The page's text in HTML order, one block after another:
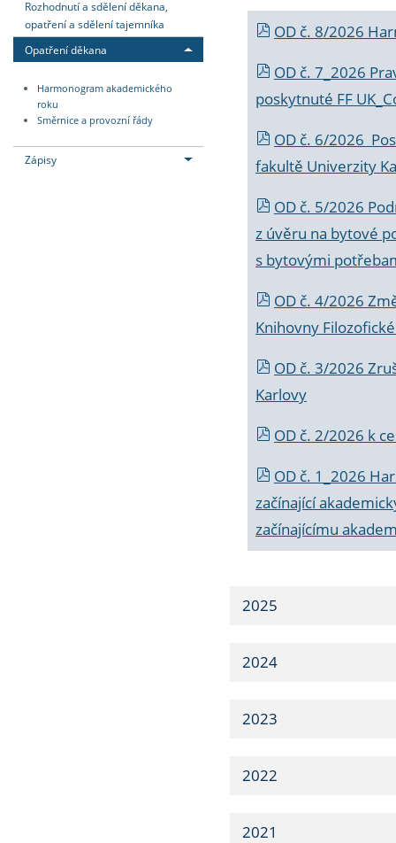
Rozhodnutí a sdělení děkana,
opatření a sdělení tajemníka
Opatření děkana
Harmonogram akademického
roku
Směrnice a provozní řády
Zápisy
OD č. 8/2026
OD č. 7_2026
poskytnuté FF
OD č. 6/2026
fakultě Univerzity
OD č. 5/2026
z úvěru na bytové
s bytovými
OD č. 4/2026
Knihovny
OD č. 3/2026
Karlovy
OD č. 2/2026 k
OD č. 1_2026
začínající
začínajícímu
2025
2024
2023
2022
2021